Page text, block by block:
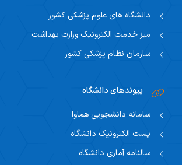
دانشگاه های علوم پزشکی کشور
میز خدمت الکترونیک وزارت بهداشت
سازمان نظام پزشکی کشور
پیوندهای دانشگاه
سامانه دانشجویی هماوا
پست الکترونیک دانشگاه
سالنامه آماری دانشگاه